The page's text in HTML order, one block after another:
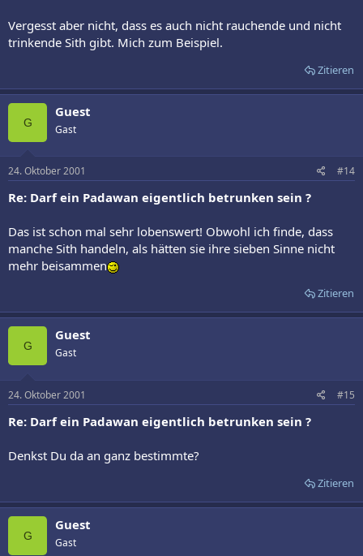
Vergesst aber nicht, dass es auch nicht rauchende und nicht
trinkende Sith gibt. Mich zum Beispiel.
Zitieren
G
Guest
Gast
24. Oktober 2001 #14
Re: Darf ein Padawan eigentlich betrunken sein ?
Das ist schon mal sehr lobenswert! Obwohl ich finde, dass
manche Sith handeln, als hätten sie ihre sieben Sinne nicht
mehr beisammen
Zitieren
G
Guest
Gast
24. Oktober 2001 #15
Re: Darf ein Padawan eigentlich betrunken sein ?
Denkst Du da an ganz bestimmte?
Zitieren
G
Guest
Gast